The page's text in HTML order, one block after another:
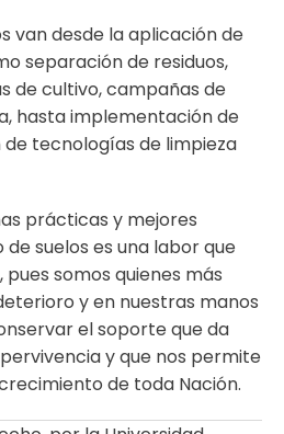
van desde la aplicación de
separación de residuos,
de cultivo, campañas de
hasta implementación de
tecnologías de limpieza
prácticas y mejores
suelos es una labor que
somos quienes más
y en nuestras manos
el soporte que da
y que nos permite
de toda Nación.